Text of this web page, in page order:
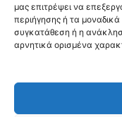
μας επιτρέψει να
περιήγησης ή τα
συγκατάθεση ή η
αρνητικά ορισμένα
@2026